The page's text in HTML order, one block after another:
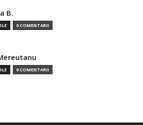
B.
0 COMENTARII
0 COMENTARII